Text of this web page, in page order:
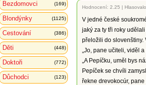
Bezdomovci (169)
Blondýnky (1125)
Cestování (386)
Děti (448)
Doktoři (772)
Důchodci (123)
Hodnocení: 2.25 |
V jedné české
jaký za ty tři roky
přeložili do slovenštiny.
„Jo, pane učiteli, viděl
„A Pepíčku, uměl bys
Pepíček se chvíli
řekne drevokocúr, pane